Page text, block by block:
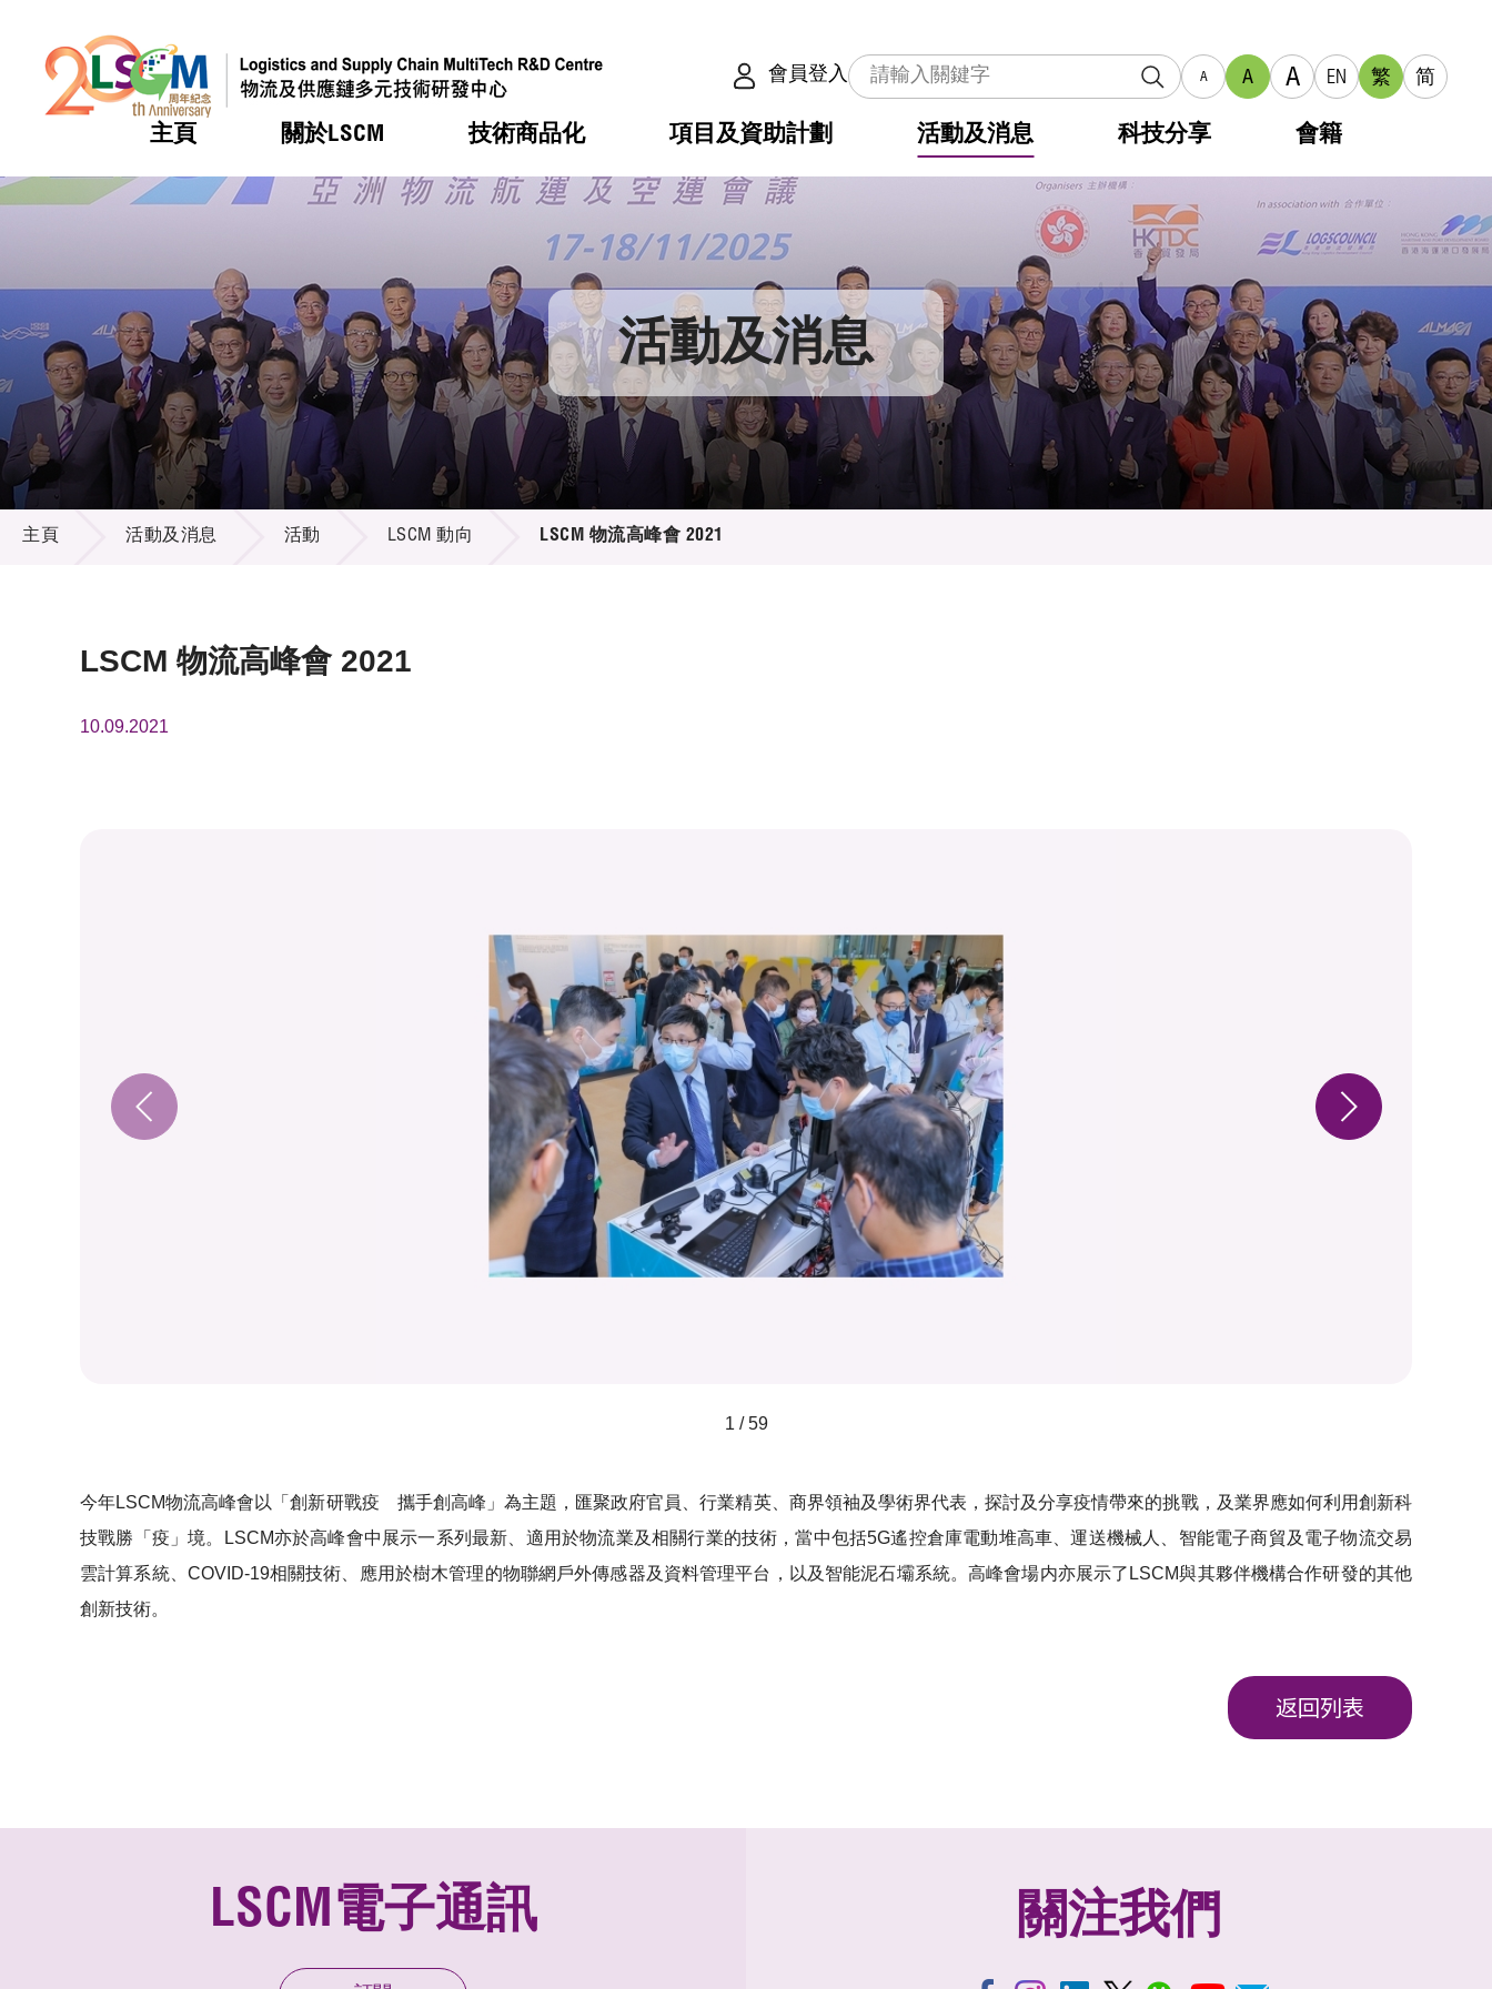
會員登入 A A A EN 繁 简
主頁 關於LSCM
熱門 機構簡介
組織架構
組織架構
董事局
研究顧問
招標通告
技術商品化
熱門 服務
可獲授權之技術
應用於公共服務之創新技術
重點項目
項目及資助計劃
熱門 合作計劃
資助計劃
資助計劃
稅務優惠
申請
評審
徵求研發項目計劃書
項目資料庫
活動及消息
熱門 活動
獎項
新聞中心
媒體報導
新聞稿
資訊中心
多媒體
出版刊物
科技分享 會籍
熱門 會籍及服務
會員列表
會員登入 活動及消息
活動及消息
主頁 活動及消息 活動 LSCM 動向 LSCM 物流高峰會 2021
LSCM 物流高峰會 2021
10.09.2021
1 / 59
今年LSCM物流高峰會以「創新研戰疫 攜手創高峰」為主題，匯聚政府官員、行業精英、商界領袖及學術界代表，探討及分享疫情帶來的挑戰，及業界應如何利用創新科
技戰勝「疫」境。LSCM亦於高峰會中展示一系列最新、適用於物流業及相關行業的技術，當中包括5G遙控倉庫電動堆高車、運送機械人、智能電子商貿及電子物流交易
雲計算系統、COVID-19相關技術、應用於樹木管理的物聯網戶外傳感器及資料管理平台，以及智能泥石壩系統。高峰會場内亦展示了LSCM與其夥伴機構合作研發的其他
創新技術。
返回列表
LSCM電子通訊 關注我們